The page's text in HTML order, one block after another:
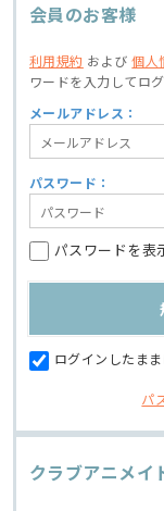
会員のお客様
利用規約 および個人
ワードを入力してロ
メールアドレス：
パスワード：
パスワードを表
ログインしたま
パ
クラブアニメイ